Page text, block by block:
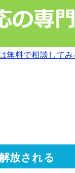
無料で相談してみ
放される